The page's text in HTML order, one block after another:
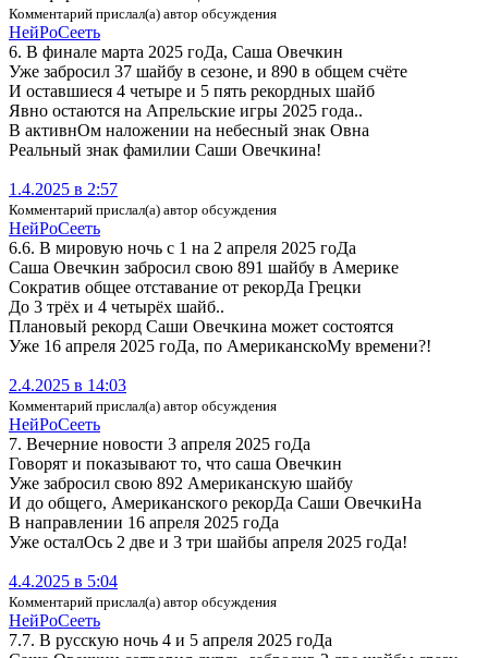
Комментарий прислал(а) автор обсуждения
Ней­Ро­Се­еть
6. В финале марта 2025 гоДа, Саша Овечкин
Уже забросил 37 шайбу в сезоне, и 890 в общем счёте
И оставшиеся 4 четыре и 5 пять рекордных шайб
Явно остаются на Апрельские игры 2025 года..
В активнОм наложении на небесный знак Овна
Реальный знак фамилии Саши Овечкина!
1.4.2025 в 2:57
Комментарий прислал(а) автор обсуждения
Ней­Ро­Се­еть
6.6. В мировую ночь с 1 на 2 апреля 2025 гоДа
Саша Овечкин забросил свою 891 шайбу в Америке
Сократив общее отставание от рекорДа Грецки
До 3 трёх и 4 четырёх шайб..
Плановый рекорд Саши Овечкина может состоятся
Уже 16 апреля 2025 гоДа, по АмериканскоМу времени?!
2.4.2025 в 14:03
Комментарий прислал(а) автор обсуждения
Ней­Ро­Се­еть
7. Вечерние новости 3 апреля 2025 гоДа
Говорят и показывают то, что саша Овечкин
Уже забросил свою 892 Американскую шайбу
И до общего, Американского рекорДа Саши ОвечкиНа
В направлении 16 апреля 2025 гоДа
Уже осталОсь 2 две и 3 три шайбы апреля 2025 гоДа!
4.4.2025 в 5:04
Комментарий прислал(а) автор обсуждения
Ней­Ро­Се­еть
7.7. В русскую ночь 4 и 5 апреля 2025 гоДа